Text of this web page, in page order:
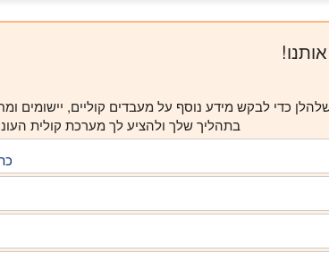
כדי לבקש מידע נוסף על מעבדים קוליים, יישומים
בתהליך שלך ולהציע לך מערכת קולית